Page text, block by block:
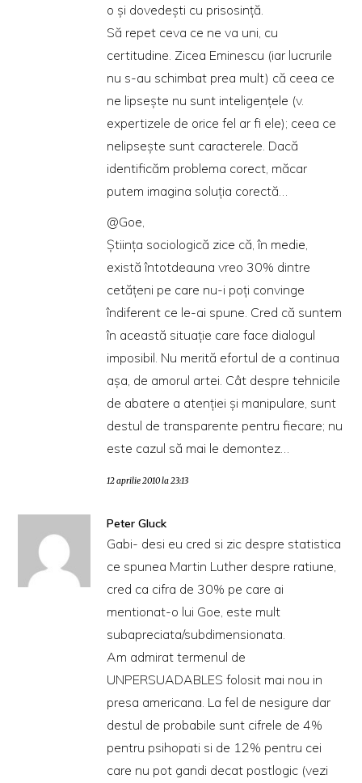
o şi dovedeşti cu prisosinţă.
Să repet ceva ce ne va uni, cu
certitudine. Zicea Eminescu (iar lucrurile
nu s-au schimbat prea mult) că ceea ce
ne lipseşte nu sunt inteligenţele (v.
expertizele de orice fel ar fi ele); ceea ce
nelipseşte sunt caracterele. Dacă
identificăm problema corect, măcar
putem imagina soluţia corectă…
@Goe,
Ştiinţa sociologică zice că, în medie,
există întotdeauna vreo 30% dintre
cetăţeni pe care nu-i poţi convinge
îndiferent ce le-ai spune. Cred că suntem
în această situaţie care face dialogul
imposibil. Nu merită efortul de a continua
aşa, de amorul artei. Cât despre tehnicile
de abatere a atenţiei şi manipulare, sunt
destul de transparente pentru fiecare; nu
este cazul să mai le demontez…
12 aprilie 2010 la 23:13
Peter Gluck
Gabi- desi eu cred si zic despre statistica
ce spunea Martin Luther despre ratiune,
cred ca cifra de 30% pe care ai
mentionat-o lui Goe, este mult
subapreciata/subdimensionata.
Am admirat termenul de
UNPERSUADABLES folosit mai nou in
presa americana. La fel de nesigure dar
destul de probabile sunt cifrele de 4%
pentru psihopati si de 12% pentru cei
care nu pot gandi decat postlogic (vezi